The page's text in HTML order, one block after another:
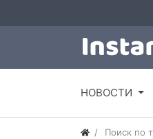
НОВОСТИ
Поиск по